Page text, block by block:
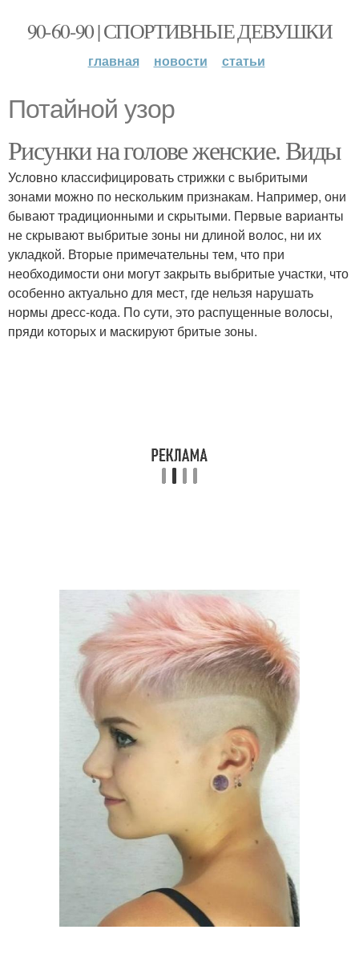
90-60-90 | СПОРТИВНЫЕ ДЕВУШКИ
главная новости статьи
Потайной узор
Рисунки на голове женские. Виды
Условно классифицировать стрижки с выбритыми
зонами можно по нескольким признакам. Например, они
бывают традиционными и скрытыми. Первые варианты
не скрывают выбритые зоны ни длиной волос, ни их
укладкой. Вторые примечательны тем, что при
необходимости они могут закрыть выбритые участки, что
особенно актуально для мест, где нельзя нарушать
нормы дресс-кода. По сути, это распущенные волосы,
пряди которых и маскируют бритые зоны.